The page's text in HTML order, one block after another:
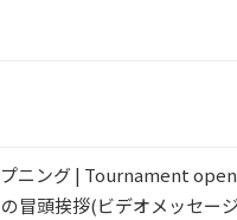
ニング | Tournament
冒頭挨拶(ビデオメッセー